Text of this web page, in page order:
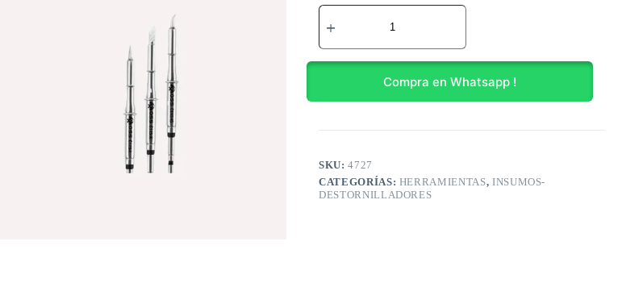
Puntas
VALTIK
Compra en Whatsapp !
SKU:4727
CATEGORÍAS: HERRAMIENTAS, INSUMOS-
DESTORNILLADORES